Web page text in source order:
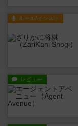
ルール/インスト
レビュー